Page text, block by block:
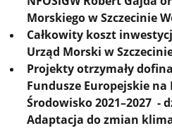
Morskiego w Szczecinie
Całkowity koszt
Urząd Morski w
Projekty otrzymały
Fundusze Europejskie
Środowisko 2021–2027 -
Adaptacja do zmian